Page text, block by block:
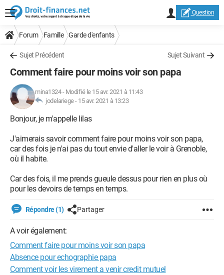
Question
Forum Famille Garde d'enfants
Sujet Précédent Sujet Suivant
Comment faire pour moins voir son papa
mina1324- Modifié le 15 avr. 2021 à 11:43
jodelariege - 15 avr. 2021 à 13:23
Bonjour, je m'appelle lilas
J'aimerais savoir comment faire pour moins voir son papa,
car des fois je n'ai pas du tout envie d'aller le voir à Grenoble,
où il habite.
Car des fois, il me prends gueule dessus pour rien en plus où
pour les devoirs de temps en temps.
Répondre (1) Partager
A voir également:
Comment faire pour moins voir son papa
Absence pour echographie papa
Comment voir les virement a venir credit mutuel